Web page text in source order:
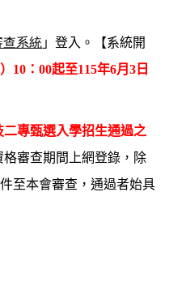
查系統 」登入。【系統開
10：00起至115年6月3日
二專甄選入學招生通過之
格審查期間上網登錄，除
至本會審查，通過者始具